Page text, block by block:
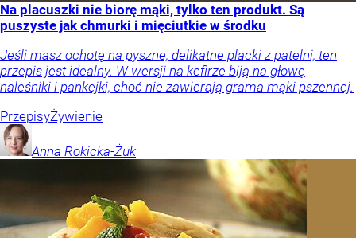
Na placuszki nie biorę mąki, tylko ten produkt. Są
puszyste jak chmurki i mięciutkie w środku
Jeśli masz ochotę na pyszne, delikatne placki z patelni, ten
przepis jest idealny. W wersji na kefirze biją na głowę
naleśniki i pankejki, choć nie zawierają grama mąki pszennej.
PrzepisyŻywienie
Anna Rokicka-Żuk